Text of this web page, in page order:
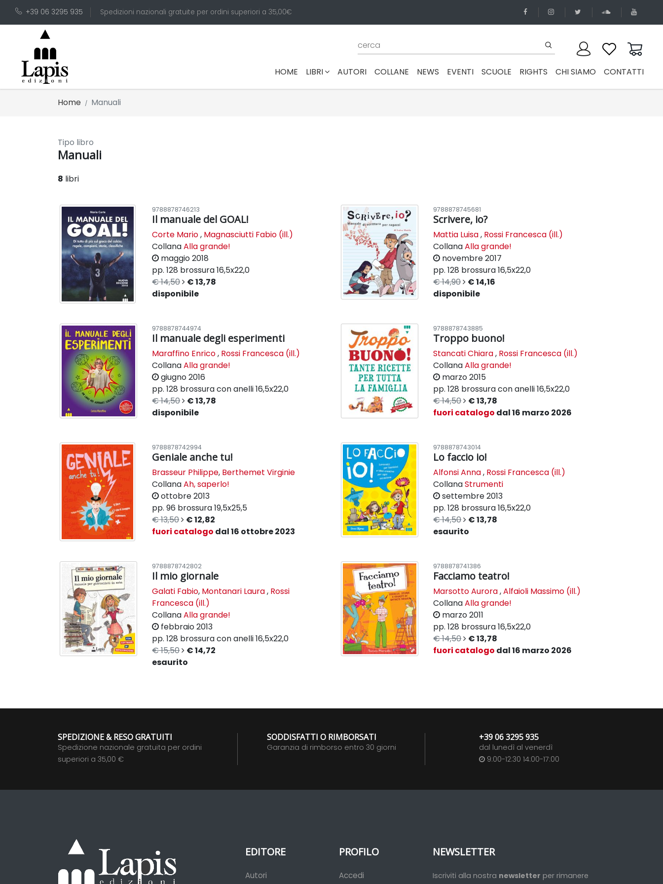
+39 06 3295 935 Spedizioni nazionali gratuite per ordini superiori a 35,00€
HOME (CURRENT)
LIBRI AUTORI COLLANE NEWS EVENTI SCUOLE RIGHTS CHI SIAMO CONTATTI
Home Manuali
Tipo libro
Manuali
8 libri
9788878746213
Il manuale del GOAL!
Corte Mario, Magnasciutti Fabio (ill.)
CollanaAlla grande!
maggio 2018
pp. 128 brossura16,5x22,0
€ 14,50
€ 13,78
disponibile
9788878745681
Scrivere, io?
Mattia Luisa, Rossi Francesca (ill.)
CollanaAlla grande!
novembre 2017
pp. 128 brossura16,5x22,0
€ 14,90
€ 14,16
disponibile
9788878744974
Il manuale degli esperimenti
Maraffino Enrico, Rossi Francesca (ill.)
CollanaAlla grande!
giugno 2016
pp. 128 brossura con anelli16,5x22,0
€ 14,50
€ 13,78
disponibile
9788878743885
Troppo buono!
Stancati Chiara, Rossi Francesca (ill.)
CollanaAlla grande!
marzo 2015
pp. 128 brossura con anelli16,5x22,0
€ 14,50
€ 13,78
fuori catalogo dal 16 marzo 2026
9788878742994
Geniale anche tu!
Brasseur Philippe, Berthemet Virginie
CollanaAh, saperlo!
ottobre 2013
pp. 96 brossura19,5x25,5
€ 13,50
€ 12,82
fuori catalogo dal 16 ottobre 2023
9788878743014
Lo faccio io!
Alfonsi Anna, Rossi Francesca (ill.)
CollanaStrumenti
settembre 2013
pp. 128 brossura16,5x22,0
€ 14,50
€ 13,78
esaurito
9788878742802
Il mio giornale
Galati Fabio, Montanari Laura, Rossi
Francesca (ill.)
CollanaAlla grande!
febbraio 2013
pp. 128 brossura con anelli16,5x22,0
€ 15,50
€ 14,72
esaurito
9788878741386
Facciamo teatro!
Marsotto Aurora,Alfaioli Massimo (ill.)
CollanaAlla grande!
marzo 2011
pp. 128 brossura16,5x22,0
€ 14,50
€ 13,78
fuori catalogo dal 16 marzo 2026
SPEDIZIONE & RESO GRATUITI
Spedizione nazionale gratuita per ordini
superiori a 35,00 €
SODDISFATTI O RIMBORSATI
Garanzia di rimborso entro 30 giorni
+39 06 3295 935
dal lunedì al venerdì
9:00-12:30 14:00-17:00
EDITORE
Autori
PROFILO
Accedi
NEWSLETTER
Iscriviti alla nostra newsletter per rimanere